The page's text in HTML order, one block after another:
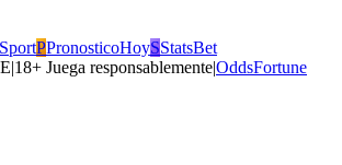
PPronosticoHoySStatsBet
|18+ Juega responsablemente|OddsFortune